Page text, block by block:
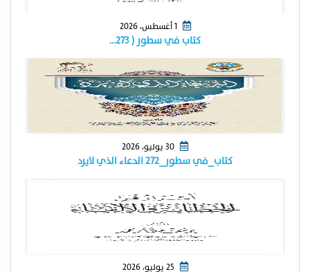
1 أغسطس، 2026
كتاب في سطور ( ٢٧٣…
كتاب_في سطور_٢٧٢ الدعاء الذي لايرد